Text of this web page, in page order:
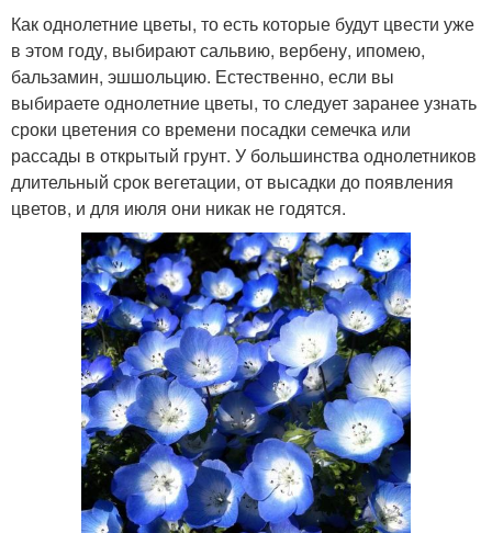
Как однолетние цветы, то есть которые будут цвести уже
в этом году, выбирают сальвию, вербену, ипомею,
бальзамин, эшшольцию. Естественно, если вы
выбираете однолетние цветы, то следует заранее узнать
сроки цветения со времени посадки семечка или
рассады в открытый грунт. У большинства однолетников
длительный срок вегетации, от высадки до появления
цветов, и для июля они никак не годятся.